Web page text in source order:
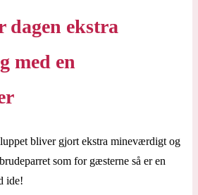
dagen ekstra
med en
bliver gjort ekstra mineværdigt og
som for gæsterne så er en
ide!